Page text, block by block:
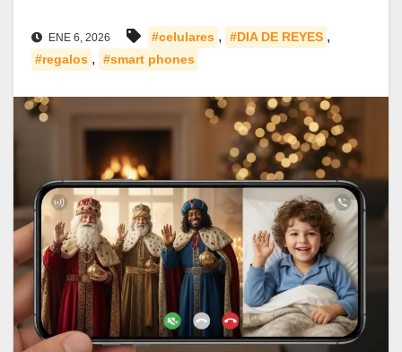
ENE 6, 2026 #celulares , #DIA DE REYES ,
#regalos , #smart phones